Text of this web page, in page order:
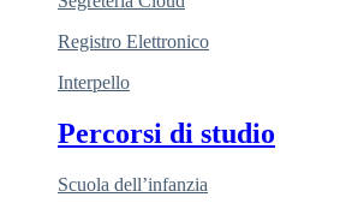
Registro Elettronico
Interpello
Percorsi di studio
Scuola dell’infanzia